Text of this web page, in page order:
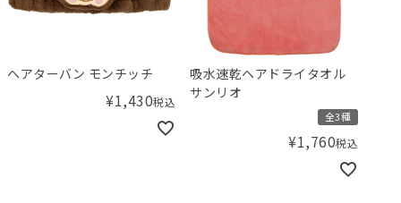
ヘアターバン モンチッチ
¥1,430税込
吸水速乾ヘアドライタオル
サンリオ
全3種
¥1,760税込